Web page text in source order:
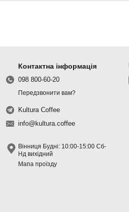
Контактна інформація
098 800-60-20
Передзвонити вам?
Kultura Coffee
info@kultura.coffee
Вінниця Будні: 10:00-15:00 Сб-
Нд вихідний
Мапа проїзду